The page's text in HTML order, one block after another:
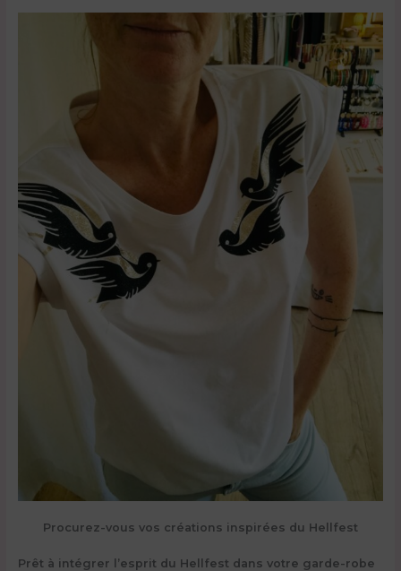
Procurez-vous vos créations inspirées du Hellfest
Prêt à intégrer l’esprit du Hellfest dans votre garde-robe